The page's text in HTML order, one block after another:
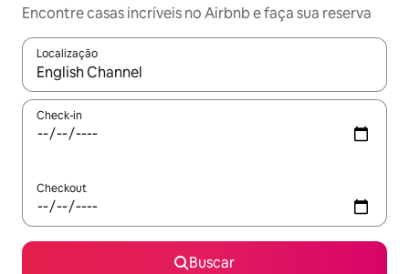
Encontre casas incríveis no Airbnb e faça sua reserva
Localização
Quando os resultados estiverem disponíveis, explore-os
Check-in
Checkout
Buscar